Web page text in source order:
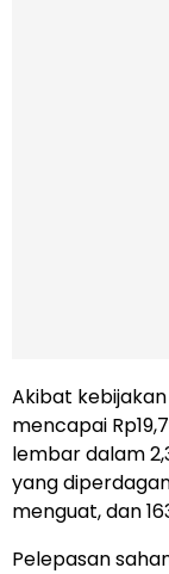
Akibat
mencapai
lembar dalam
yang
menguat, dan
Pelepasan